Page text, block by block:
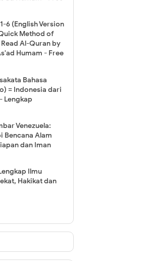
6 (English Version
Method of
Read Al-Quran by
Humam - Free
Bahasa
= Indonesia dari
Lengkap
Venezuela:
Bencana Alam
dan Iman
Ilmu
Hakikat dan